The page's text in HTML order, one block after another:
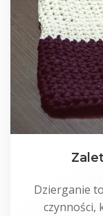
Dzierganie
czynności,